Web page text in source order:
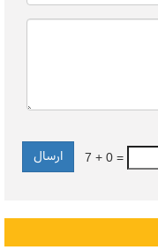
7 + 0 =